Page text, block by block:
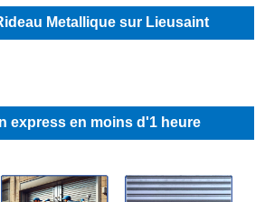
Metallique sur Lieusaint
express en moins d'1 heure